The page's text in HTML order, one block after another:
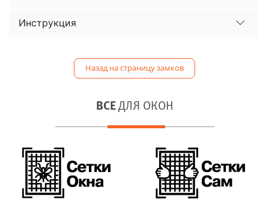
Инструкция
Назад на страницу замков
ВСЕ ДЛЯ ОКОН